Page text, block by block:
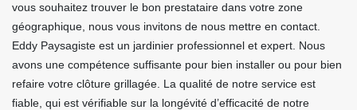
vous souhaitez trouver le bon prestataire dans votre zone
géographique, nous vous invitons de nous mettre en contact.
Eddy Paysagiste est un jardinier professionnel et expert. Nous
avons une compétence suffisante pour bien installer ou pour bien
refaire votre clôture grillagée. La qualité de notre service est
fiable, qui est vérifiable sur la longévité d’efficacité de notre